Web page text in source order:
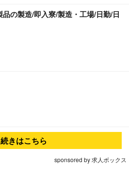
品の製造/即入寮/製造・工場/日勤/日
続きはこちら
sponsored by 求人ボックス